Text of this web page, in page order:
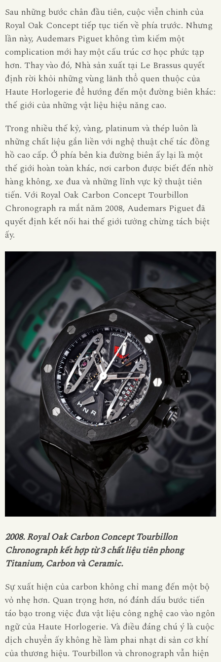
Sau những bước chân đầu tiên, cuộc viễn chinh của
Royal Oak Concept tiếp tục tiến về phía trước. Nhưng
lần này, Audemars Piguet không tìm kiếm một
complication mới hay một cấu trúc cơ học phức tạp
hơn. Thay vào đó, Nhà sản xuất tại Le Brassus quyết
định rời khỏi những vùng lãnh thổ quen thuộc của
Haute Horlogerie để hướng đến một đường biên khác:
thế giới của những vật liệu hiệu năng cao.
Trong nhiều thế kỷ, vàng, platinum và thép luôn là
những chất liệu gắn liền với nghệ thuật chế tác đồng
hồ cao cấp. Ở phía bên kia đường biên ấy lại là một
thế giới hoàn toàn khác, nơi carbon được biết đến nhờ
hàng không, xe đua và những lĩnh vực kỹ thuật tiên
tiến. Với Royal Oak Carbon Concept Tourbillon
Chronograph ra mắt năm 2008, Audemars Piguet đã
quyết định kết nối hai thế giới tưởng chừng tách biệt
ấy.
2008. Royal Oak Carbon Concept Tourbillon
Chronograph kết hợp từ 3 chất liệu tiên phong
Titanium, Carbon và Ceramic.
Sự xuất hiện của carbon không chỉ mang đến một bộ
vỏ nhẹ hơn. Quan trọng hơn, nó đánh dấu bước tiến
táo bạo trong việc đưa vật liệu công nghệ cao vào ngôn
ngữ của Haute Horlogerie. Và điều đáng chú ý là cuộc
dịch chuyển ấy không hề làm phai nhạt di sản cơ khí
của thương hiệu. Tourbillon và chronograph vẫn hiện